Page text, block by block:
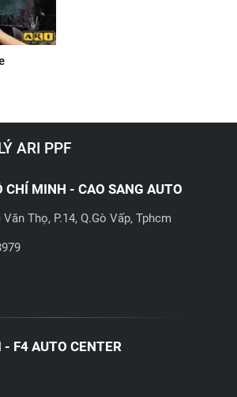
ARI PPF
CHÍ MINH - CAO SANG AUTO
Thọ, P.14, Q.Gò Vấp, Tphcm
F4 AUTO CENTER